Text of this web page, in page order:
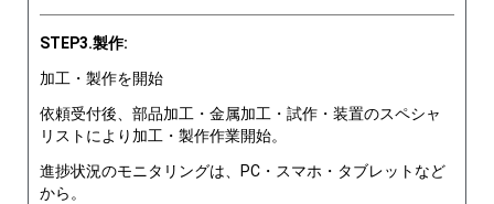
STEP3.製作:
加工・製作を開始
依頼受付後、部品加工・金属加工・試作・装置のスペシャ
リストにより加工・製作作業開始。
進捗状況のモニタリングは、PC・スマホ・タブレットなど
から。